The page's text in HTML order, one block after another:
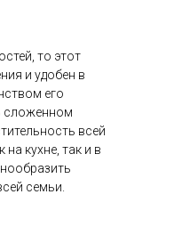
то этот
и удобен в
его
сложенном
всей
кухне, так и в
семьи.